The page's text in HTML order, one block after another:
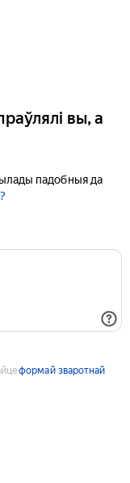
вы, а
падобныя да
формай зваротнай